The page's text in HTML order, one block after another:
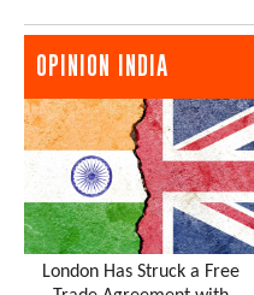
OPINION INDIA
London Has Struck a Free